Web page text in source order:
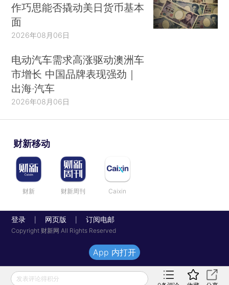
作巧思能否撬动美日货币基本
面
2026年08月06日
电动汽车需求高涨驱动澳洲车
市增长 中国品牌表现强劲｜
出海·汽车
2026年08月06日
财新移动
财新 财新周刊 Caixin
登录 网页版 订阅电邮
Copyright 财新网 All Rights Reserved
发表评论得积分
App 内打开